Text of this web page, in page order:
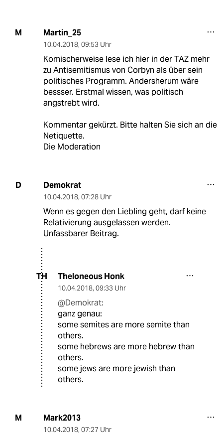
M Martin_25
10.04.2018, 09:53 Uhr
Komischerweise lese ich hier in der TAZ mehr
zu Antisemitismus von Corbyn als über sein
politisches Programm. Andersherum wäre
bessser. Erstmal wissen, was politisch
angstrebt wird.
Kommentar gekürzt. Bitte halten Sie sich an die
Netiquette.
Die Moderation
D Demokrat
10.04.2018, 07:28 Uhr
Wenn es gegen den Liebling geht, darf keine
Relativierung ausgelassen werden.
Unfassbarer Beitrag.
TH Theloneous Honk
10.04.2018, 09:33 Uhr
@Demokrat:
ganz genau:
some semites are more semite than
others.
some hebrews are more hebrew than
others.
some jews are more jewish than
others.
M Mark2013
10.04.2018, 07:27 Uhr